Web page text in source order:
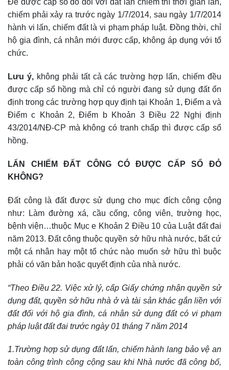
Để được cấp sổ đỏ đối với đất lấn chiếm thì thời gian lấn,
chiếm phải xảy ra trước ngày 1/7/2014, sau ngày 1/7/2014
hành vi lấn, chiếm đất là vi phạm pháp luật. Đồng thời, chỉ
hộ gia đình, cá nhân mới được cấp, không áp dụng với tổ
chức.
Lưu ý,không phải tất cả các trường hợp lấn, chiếm đều
được cấp sổ hồng mà chỉ có người đang sử dụng đất ổn
định trong các trường hợp quy định tại Khoản 1, Điểm a và
Điểm c Khoản 2, Điểm b Khoản 3 Điều 22 Nghị định
43/2014/NĐ-CP mà không có tranh chấp thì được cấp sổ
hồng.
LẤN CHIẾM ĐẤT CÔNG CÓ ĐƯỢC CẤP SỔ ĐỎ
KHÔNG?
Đất công là đất được sử dụng cho mục đích công cộng
như: Làm đường xá, cầu cống, công viên, trường học,
bệnh viện…thuộc Mục e Khoản 2 Điều 10 của Luật đất đai
năm 2013. Đất công thuộc quyền sở hữu nhà nước, bất cứ
một cá nhân hay một tổ chức nào muốn sở hữu thì buộc
phải có văn bản hoặc quyết định của nhà nước.
“Theo Điều 22. Việc xử lý, cấp Giấy chứng nhận quyền sử
dụng đất, quyền sở hữu nhà ở và tài sản khác gắn liền với
đất đối với hộ gia đình, cá nhân sử dụng đất có vi phạm
pháp luật đất đai trước ngày 01 tháng 7 năm 2014
1.Trường hợp sử dụng đất lấn, chiếm hành lang bảo vệ an
toàn công trình công cộng sau khi Nhà nước đã công bố,